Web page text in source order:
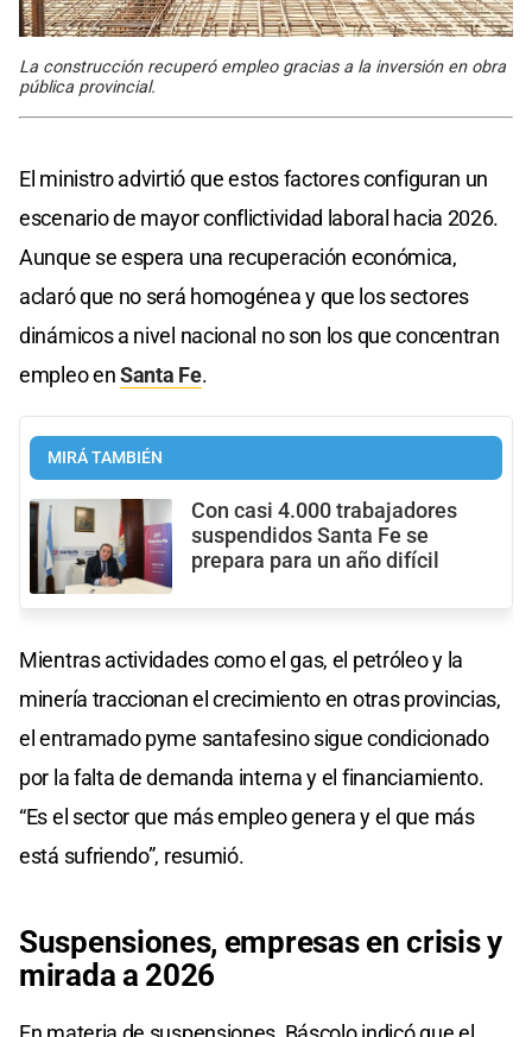
La construcción recuperó empleo gracias a la inversión en obra
pública provincial.
El ministro advirtió que estos factores configuran un
escenario de mayor conflictividad laboral hacia 2026.
Aunque se espera una recuperación económica,
aclaró que no será homogénea y que los sectores
dinámicos a nivel nacional no son los que concentran
empleo enSanta Fe.
MIRÁ TAMBIÉN
Con casi 4.000 trabajadores
suspendidos Santa Fe se
prepara para un año difícil
Mientras actividades como el gas, el petróleo y la
minería traccionan el crecimiento en otras provincias,
el entramado pyme santafesino sigue condicionado
por la falta de demanda interna y el financiamiento.
“Es el sector que más empleo genera y el que más
está sufriendo”, resumió.
Suspensiones, empresas en crisis y
mirada a 2026